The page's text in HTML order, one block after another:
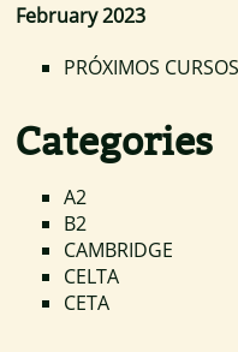
February 2023
PRÓXIMOS
Categories
A2
B2
CAMBRIDGE
CELTA
CETA